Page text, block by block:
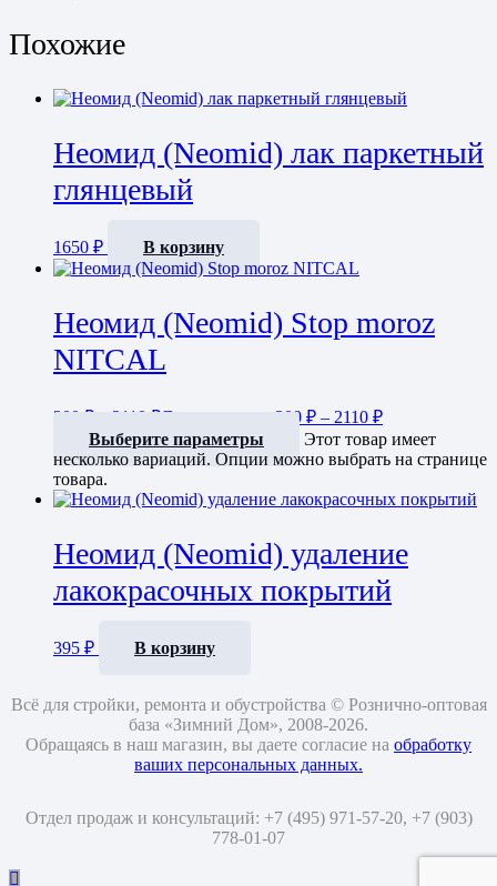
Похожие
Неомид (Neomid) лак паркетный
глянцевый
1650 ₽ В корзину
Неомид (Neomid) Stop moroz
NITCAL
300 ₽ 2110 ₽Диапазон цен: 300 ₽ – 2110 ₽
Выберите параметры
Этот товар имеет
несколько вариаций. Опции можно выбрать на странице
товара.
Неомид (Neomid) удаление
лакокрасочных покрытий
395 ₽ В корзину
Всё для стройки, ремонта и обустройства © Рознично-оптовая
база «Зимний Дом», 2008-2026.
Обращаясь в наш магазин, вы даете согласие на обработку
ваших персональных данных.
Отдел продаж и консультаций: +7 (495) 971-57-20, +7 (903)
778-01-07